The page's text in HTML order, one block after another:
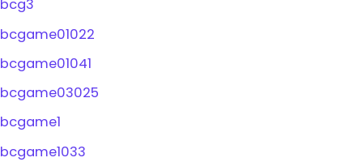
bcg3
bcgame01022
bcgame01041
bcgame03025
bcgame1
bcgame1033